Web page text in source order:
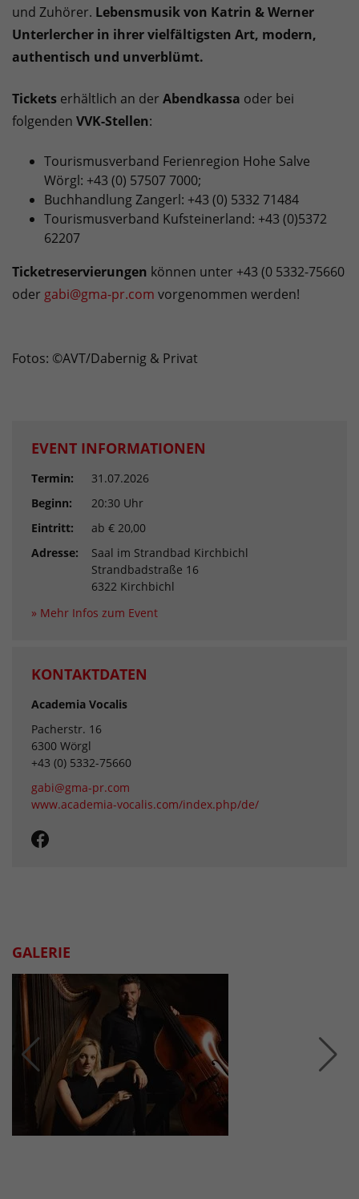
und Zuhörer. Lebensmusik von Katrin & Werner
Unterlercher in ihrer vielfältigsten Art, modern,
authentisch und unverblümt.
Tickets erhältlich an der Abendkassa oder bei
folgenden VVK-Stellen:
Tourismusverband Ferienregion Hohe Salve
Wörgl: +43 (0) 57507 7000;
Buchhandlung Zangerl: +43 (0) 5332 71484
Tourismusverband Kufsteinerland: +43 (0)5372
62207
Ticketreservierungen können unter +43 (0 5332-75660
oder gabi@gma-pr.com vorgenommen werden!
Fotos: ©AVT/Dabernig & Privat
EVENT INFORMATIONEN
Termin:
31.07.2026
Beginn:
20:30 Uhr
Eintritt:
ab € 20,00
Adresse:
Saal im Strandbad Kirchbichl
Strandbadstraße 16
6322 Kirchbichl
» Mehr Infos zum Event
KONTAKTDATEN
Academia Vocalis
Pacherstr. 16
6300 Wörgl
+43 (0) 5332-75660
gabi@gma-pr.com
www.academia-vocalis.com/index.php/de/
GALERIE